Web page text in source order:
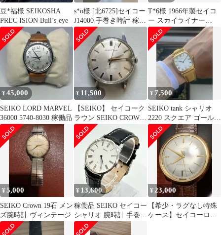
豆*福様 SEIKOSHA
PREC ISION Bull’s-eye
s*o様 [北6725]セイコー
J14000 手巻き時計 稼働
品
T*6様 1966年製セイコ
ー スカイライナー
6222-8000 手巻き EG
¥45,000
SEIKO LORD MARVEL
36000 5740-8030 稼働品
¥ 11,500
【SEIKO】 セイコーク
ラウン SEIKO CROWN
手巻き時計
¥ 7,500
SEIKO tank シャリオ
2220 スクエア ゴールド
手巻 稼働品
¥5,000
SEIKO Crown 19石 メン
ズ腕時計 ヴィンテージ
¥ 13,600
稼働品 SEIKO セイコー
シャリオ 腕時計 手巻き
白文字盤 ヴィンテージ
¥ 23,000
【希少・ラグなし特殊
ケース】セイコーロー